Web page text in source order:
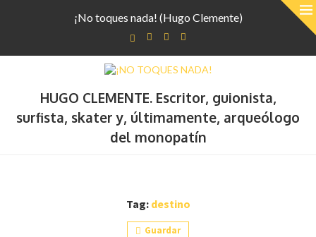
¡No toques nada! (Hugo Clemente)
HUGO CLEMENTE. Escritor, guionista,
surfista, skater y, últimamente, arqueólogo
del monopatín
Tag: destino
Guardar